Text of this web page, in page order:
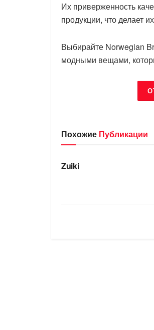
Их приверженность
продукции, что делает
Выбирайте Norwegian
модными вещами,
Похожие Публикации
БРЕНДЫ
Zuiki